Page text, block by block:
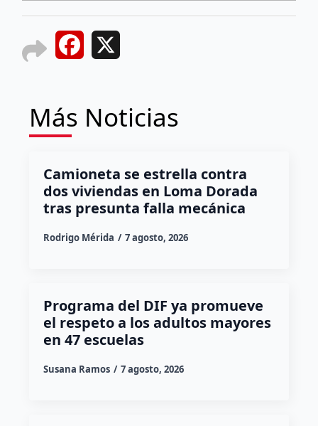
Facebook
Más Noticias
Camioneta se estrella contra
dos viviendas en Loma Dorada
tras presunta falla mecánica
Rodrigo Mérida 7 agosto, 2026
Programa del DIF ya promueve
el respeto a los adultos mayores
en 47 escuelas
Susana Ramos 7 agosto, 2026